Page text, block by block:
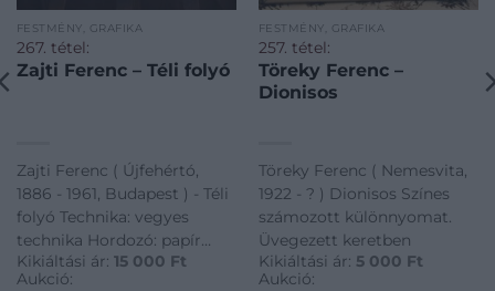
FESTMÉNY, GRAFIKA
267. tétel:
Zajti Ferenc – Téli folyó
Zajti Ferenc ( Újfehértó,
1886 - 1961, Budapest ) - Téli
folyó Technika: vegyes
technika Hordozó: papír
Jelezve balra lent
Kikiáltási ár: 15 000 Ft
Aukció:
FESTMÉNY, GRAFIKA
257. tétel:
Töreky Ferenc –
Dionisos
Töreky Ferenc ( Nemesvita,
1922 - ? ) Dionisos Színes
számozott különnyomat.
Üvegezett keretben
Kikiáltási ár: 5 000 Ft
Aukció: